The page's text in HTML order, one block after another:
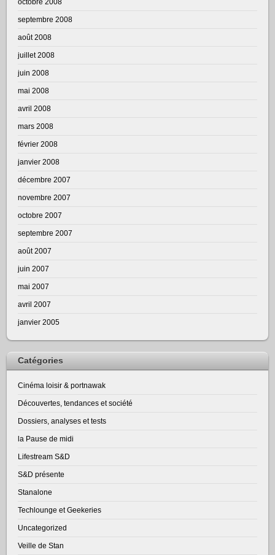
octobre 2008
septembre 2008
août 2008
juillet 2008
juin 2008
mai 2008
avril 2008
mars 2008
février 2008
janvier 2008
décembre 2007
novembre 2007
octobre 2007
septembre 2007
août 2007
juin 2007
mai 2007
avril 2007
janvier 2005
Catégories
Cinéma loisir & portnawak
Découvertes, tendances et société
Dossiers, analyses et tests
la Pause de midi
Lifestream S&D
S&D présente
Stanalone
Techlounge et Geekeries
Uncategorized
Veille de Stan